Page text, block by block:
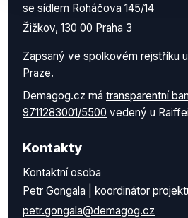
se sídlem Roháčova 145/14
Žižkov, 130 00 Praha 3
Zapsaný ve spolkovém rejstříku
Praze.
Demagog.cz má transparentní
9711283001/5500 vedený u
Kontakty
Kontaktní osoba
Petr Gongala | koordinátor
petr.gongala@demagog.cz